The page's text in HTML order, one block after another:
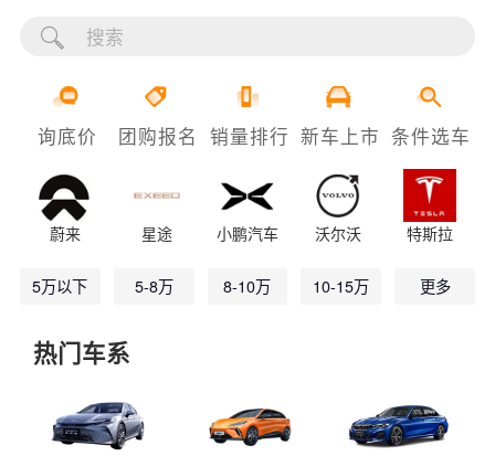
询底价 团购报名 销量排行 新车上市 条件选车
蔚来 星途 小鹏汽车 沃尔沃 特斯拉
5万以下 5-8万 8-10万 10-15万 更多
热门车系